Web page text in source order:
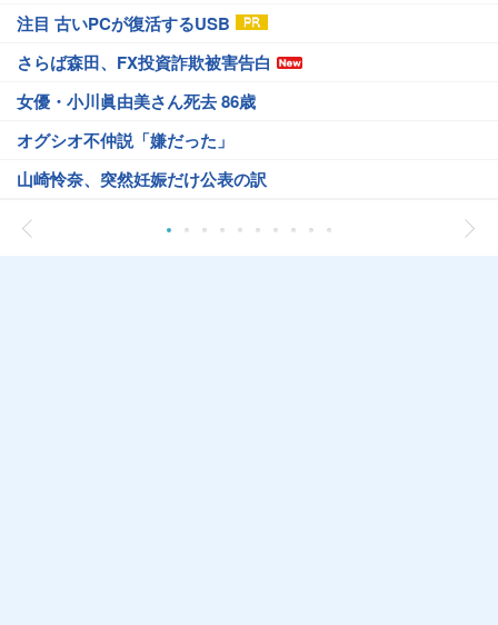
注目 古いPCが復活するUSB
さらば森田、FX投資詐欺被害告白
女優・小川眞由美さん死去 86歳
オグシオ不仲説「嫌だった」
山崎怜奈、突然妊娠だけ公表の訳